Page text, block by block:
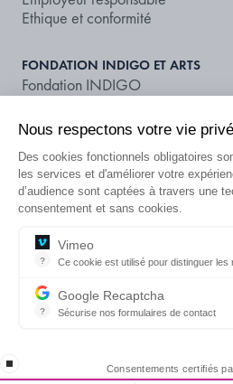
VOUS
OU UNE
Ethique et conformité
FONDATION INDIGO ET ARTS
Fondation INDIGO
NOS DOCUMENTS ET
Publications
Notation extra-financière
Mentions légalesCGU
Nous respectons votre vie
Des cookies fonctionnels obligatoires
les services et d'améliorer votre
d’audience sont captées à travers une
consentement et sans cookies.
?
Vimeo
Ce cookie est utilisé pour distinguer les
?
Google Recaptcha
Sécurise nos formulaires de contact
stop loading Consentements certifiés